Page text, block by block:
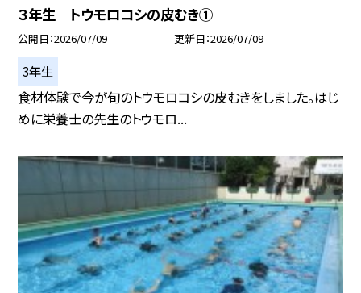
３年生 トウモロコシの皮むき①
公開日 2026/07/09 更新日 2026/07/09
3年生
食材体験で今が旬のトウモロコシの皮むきをしました。はじ
めに栄養士の先生のトウモロ...